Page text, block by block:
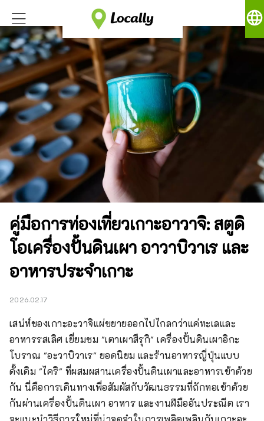
language
คู่มือการท่องเที่ยวเกาะอาวาจิ: สตูดิ
โอเครื่องปั้นดินเผา อาวาบิวาเร และ
อาหารประจำเกาะ
2026.02.17
เสน่ห์ของเกาะอะวาจิแผ่ขยายออกไปไกลกว่าแค่ทะเลและ
อาหารรสเลิศ เยี่ยมชม "เตาเผาสึรุกิ" เครื่องปั้นดินเผาอิกะ
โบราณ "อะวาบิวาเร" ยอดนิยม และร้านอาหารญี่ปุ่นแบบ
ดั้งเดิม "ไคริ" ที่ผสมผสานเครื่องปั้นดินเผาและอาหารเข้าด้วย
กัน นี่คือการเดินทางเพื่อสัมผัสกับวัฒนธรรมที่ถักทอเข้าด้วย
กันผ่านเครื่องปั้นดินเผา อาหาร และงานฝีมืออันประณีต เรา